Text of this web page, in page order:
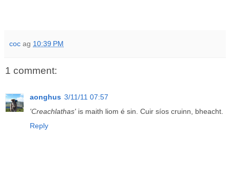
coc ag 10:39 PM
1 comment:
aonghus 3/11/11 07:57
'Creachlathas' is maith liom é sin. Cuir síos cruinn, bheacht.
Reply